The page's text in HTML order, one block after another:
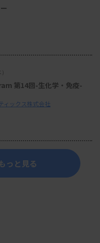
第14回-生化学・免疫-
ィックス株式会社
っと見る